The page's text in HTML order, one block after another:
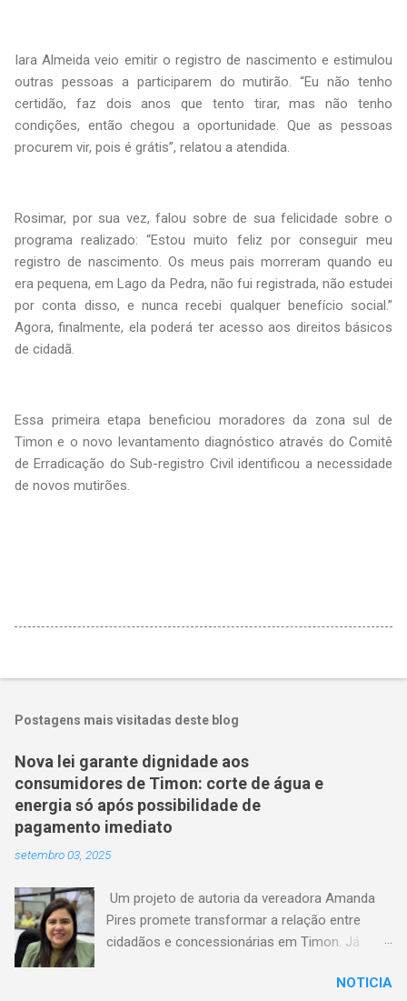
Iara Almeida veio emitir o registro de nascimento e estimulou
outras pessoas a participarem do mutirão. “Eu não tenho
certidão, faz dois anos que tento tirar, mas não tenho
condições, então chegou a oportunidade. Que as pessoas
procurem vir, pois é grátis”, relatou a atendida.
Rosimar, por sua vez, falou sobre de sua felicidade sobre o
programa realizado: “Estou muito feliz por conseguir meu
registro de nascimento. Os meus pais morreram quando eu
era pequena, em Lago da Pedra, não fui registrada, não estudei
por conta disso, e nunca recebi qualquer benefício social.”
Agora, finalmente, ela poderá ter acesso aos direitos básicos
de cidadã.
Essa primeira etapa beneficiou moradores da zona sul de
Timon e o novo levantamento diagnóstico através do Comitê
de Erradicação do Sub-registro Civil identificou a necessidade
de novos mutirões.
Postagens mais visitadas deste blog
Nova lei garante dignidade aos
consumidores de Timon: corte de água e
energia só após possibilidade de
pagamento imediato
setembro 03, 2025
Um projeto de autoria da vereadora Amanda
Pires promete transformar a relação entre
cidadãos e concessionárias em Timon. Já
estabelece que consumidores terão o direito
NOTICIA